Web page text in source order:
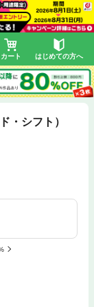
カート はじめての方へ
・シフト）